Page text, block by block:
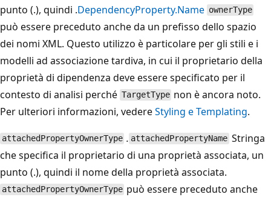
punto (.), quindi .DependencyProperty.Name ownerType
può essere preceduto anche da un prefisso dello spazio
dei nomi XML. Questo utilizzo è particolare per gli stili e i
modelli ad associazione tardiva, in cui il proprietario della
proprietà di dipendenza deve essere specificato per il
contesto di analisi perché TargetType non è ancora noto.
Per ulteriori informazioni, vedereStyling e Templating.
attachedPropertyOwnerType . attachedPropertyName Stringa
che specifica il proprietario di una proprietà associata, un
punto (.), quindi il nome della proprietà associata.
attachedPropertyOwnerType può essere preceduto anche